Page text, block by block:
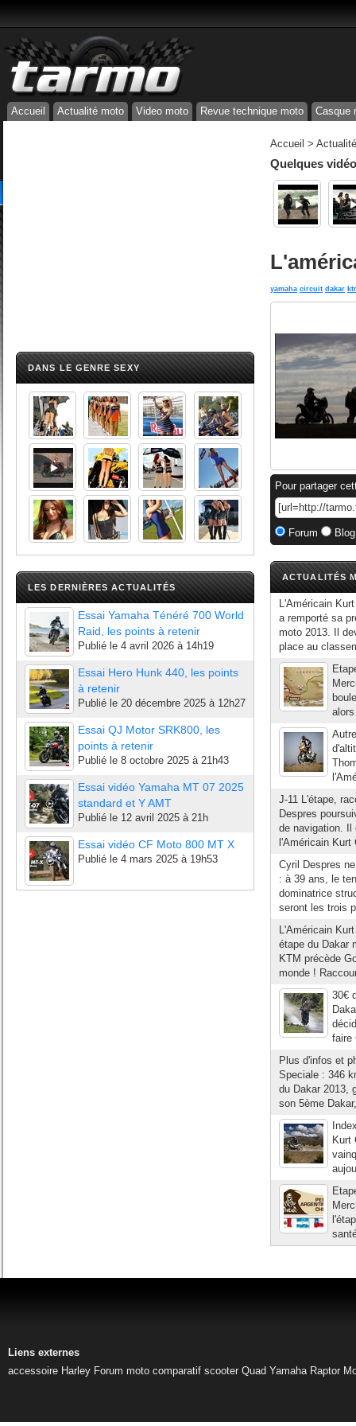
Accueil Actualité moto Video moto Revue technique moto Casque
DANS LE GENRE SEXY
LES DERNIÈRES ACTUALITÉS
Essai Yamaha Ténéré 700 World
Raid, les points à retenir
Publié le 4 avril 2026 à 14h19
Essai Hero Hunk 440, les points
à retenir
Publié le 20 décembre 2025 à 12h27
Essai QJ Motor SRK800, les
points à retenir
Publié le 8 octobre 2025 à 21h43
Essai vidéo Yamaha MT 07 2025
standard et Y AMT
Publié le 12 avril 2025 à 21h
Essai vidéo CF Moto 800 MT X
Publié le 4 mars 2025 à 19h53
Accueil >
Quelques
yamaha circuit dakar
Pour partager
Forum
ACTUALITÉS
L'Américain
a remporté sa
moto 2013. Il
place au
J-11 L'étape,
Despres
de navigation. Il
l'Américain
Cyril Despres
: à 39 ans, le
dominatrice
seront les trois
L'Américain
étape du Dakar
KTM précède
monde !
30€
faire
Plus d'infos et
Speciale : 346
du Dakar 2013,
son 5ème
Kurt
Liens externes
accessoire Harley Forum moto comparatif scooter Quad Yamaha Raptor